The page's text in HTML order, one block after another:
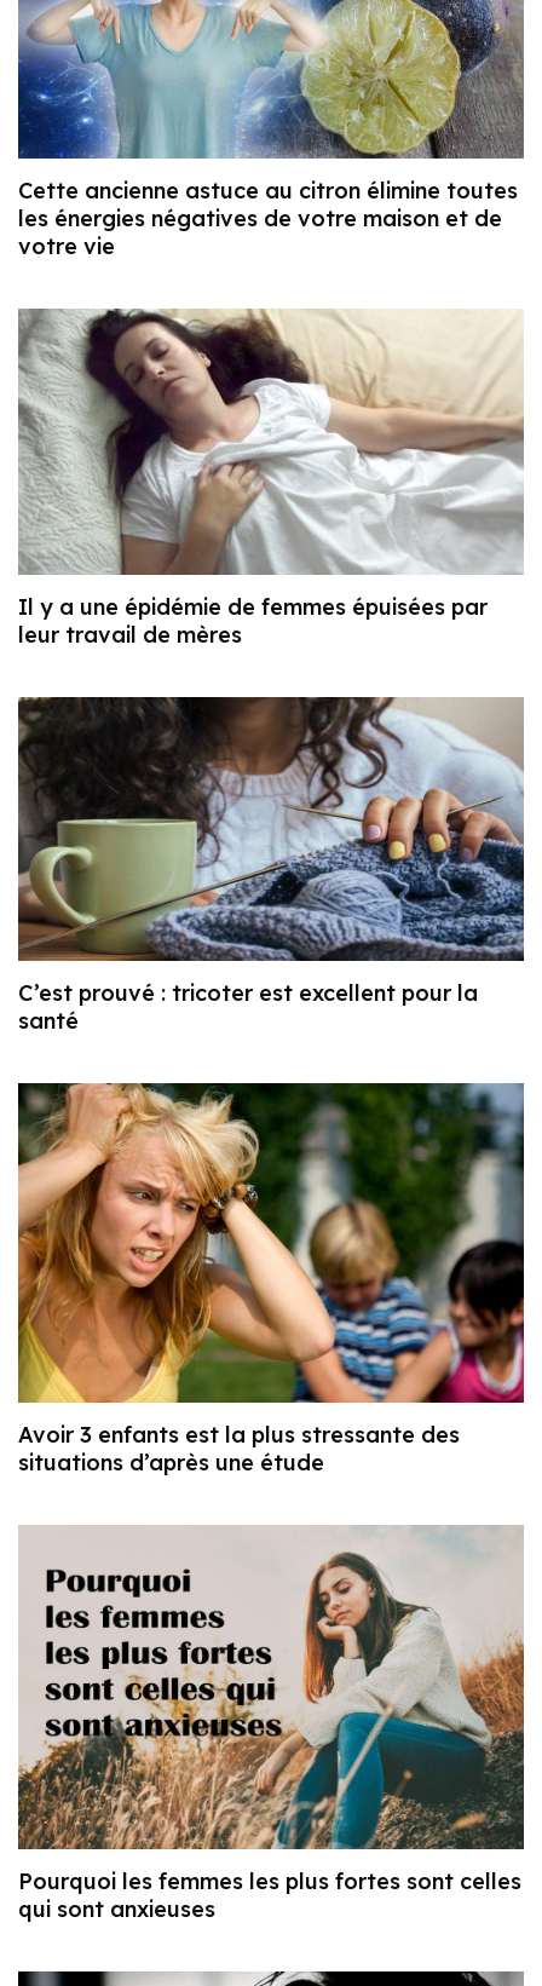
Cette ancienne astuce au citron élimine toutes
les énergies négatives de votre maison et de
votre vie
Il y a une épidémie de femmes épuisées par
leur travail de mères
C’est prouvé : tricoter est excellent pour la
santé
Avoir 3 enfants est la plus stressante des
situations d’après une étude
Pourquoi les femmes les plus fortes sont celles
qui sont anxieuses